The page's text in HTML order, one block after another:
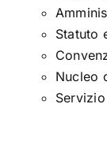
Statuto
Nucleo